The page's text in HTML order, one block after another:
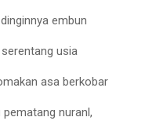
embun
usia
asa berkobar
nuranl,